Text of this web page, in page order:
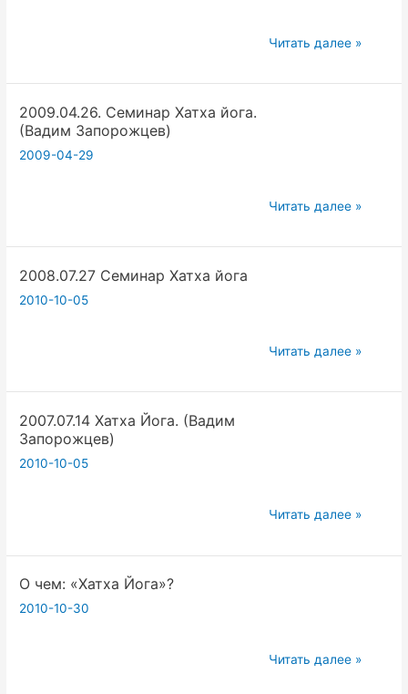
Индийские
кто
Читать далее »
2009.04.26. Семинар Хатха йога.
(Вадим Запорожцев)
2009-04-29
2009.04.26.
Хатха
Читать далее »
2008.07.27 Семинар Хатха йога
2010-10-05
2008.07.27
Хатха
Читать далее »
2007.07.14 Хатха Йога. (Вадим
Запорожцев)
2010-10-05
2007.07.14
Йога.
Читать далее »
О чем: «Хатха Йога»?
2010-10-30
О
Читать далее »